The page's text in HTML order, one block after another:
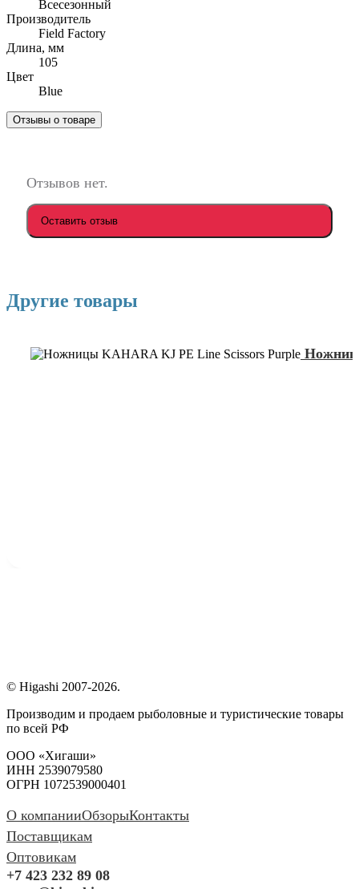
Всесезонный
Производитель
Field Factory
Длина, мм
105
Цвет
Blue
Отзывы о товаре
Отзывов нет.
Оставить отзыв
Другие товары
© Higashi 2007-2026.
Производим и продаем рыболовные и туристические товары
по всей РФ
ООО «Хигаши»
ИНН 2539079580
ОГРН 1072539000401
О компанииОбзорыКонтакты
Поставщикам
Оптовикам
+7 423 232 89 08